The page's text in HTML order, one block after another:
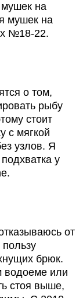
на
мушек на
№18-22.
о том,
рыбу
стоит
с мягкой
узлов. Я
у
.
от
брюк.
водоеме или
стоя выше,